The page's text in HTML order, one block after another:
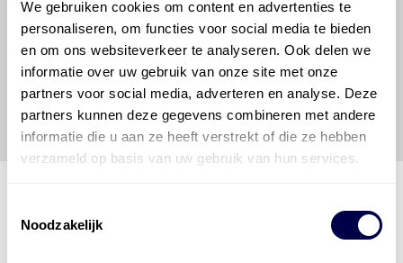
We gebruiken cookies om content en advertenties te
personaliseren, om functies voor social media te bieden
en om ons websiteverkeer te analyseren. Ook delen we
informatie over uw gebruik van onze site met onze
partners voor social media, adverteren en analyse. Deze
partners kunnen deze gegevens combineren met andere
informatie die u aan ze heeft verstrekt of die ze hebben
verzameld op basis van uw gebruik van hun services.
Noodzakelijk
om de vereiste onderhoudswerkzaamheden op een
veilige en verantwoorde manier uit te voeren. Hij/zij
vrijwaart en indemniseert de uitgever enDen Hartog
Energies voor enig verlies, letsel, claim en schade
veroorzaakt door een onjuiste interpretatie of een
onjuist gebruik van de gepubliceerde gegevens.